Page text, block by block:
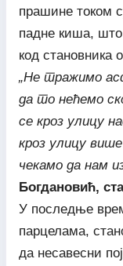
прашине током
падне киша,
код становника
„Не тражимо
да то нећемо
се кроз улицу
кроз улицу
чекамо да нам
Богдановић,
У последње
парцелама,
да несавесни